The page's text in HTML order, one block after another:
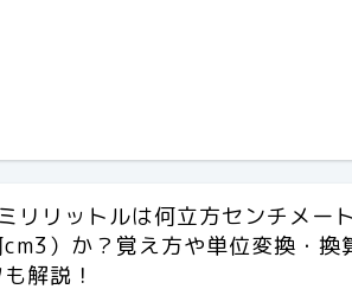
リリットルは何立方センチメー
）か？覚え方や単位変換・換
解説！